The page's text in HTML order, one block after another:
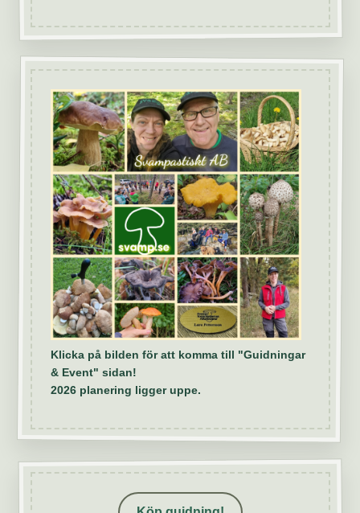
Klicka på bilden för att komma till "Guidningar
& Event" sidan!
2026 planering ligger uppe.